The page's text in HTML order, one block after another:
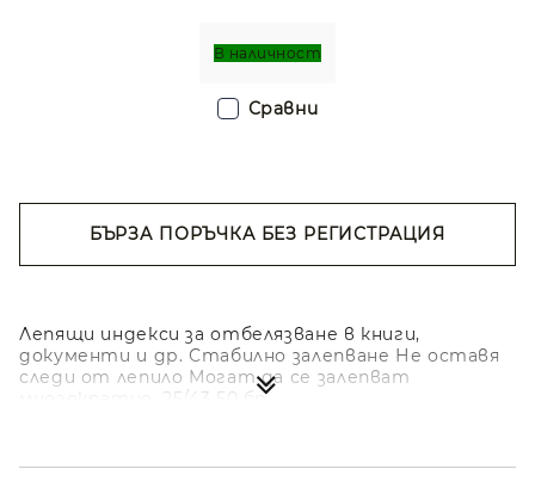
В наличност
Лепящи индекси за отбелязване в книги,
документи и др. Стабилно залепване Не оставя
следи от лепило Могат да се залепват
многократно. 25/43 50 бр.
БЪРЗА ПОРЪЧКА БЕЗ РЕГИСТРАЦИЯ
Съгласен съм сПолитиката за лични
Сравни